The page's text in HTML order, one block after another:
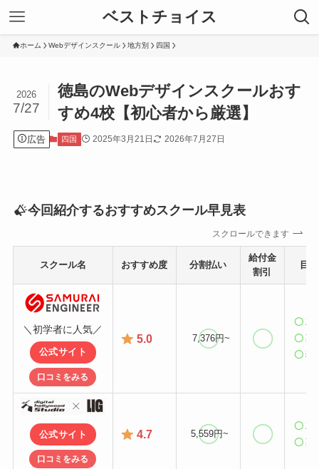
ベストチョイス
ホーム Webデザインスクール 地方別 四国
徳島のWebデザインスクールおす
すめ4校【初心者から厳選】
2026
7/27
広告 四国 2025年3月21日 2026年7月27日
今回紹介するおすすめスクール早見表
スクロールできます
スクール名 おすすめ度 分割払い
給付金
割引
目
＼初学者に人気／
公式サイト
口コミをみる
5.0 7,376円~
就
副
独
公式サイト
口コミをみる
4.7 5,559円~
就
副